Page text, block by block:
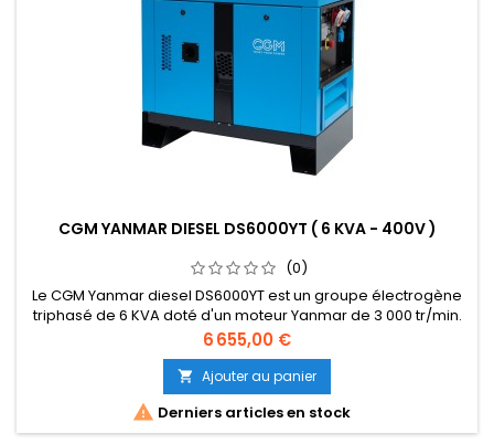
CGM YANMAR DIESEL DS6000YT ( 6 KVA - 400V )
(0)
Le CGM Yanmar diesel DS6000YT est un groupe électrogène
triphasé de 6 KVA doté d'un moteur Yanmar de 3 000 tr/min.
Conception compacte et facile à utiliser. Le générateur CGM
DS6000YT est équipé d'un Alternateur Linz sans balais et d'un
régulateur de tension AVR. Le groupe électrogène CGM
DS6000YT dispose d'un démarreur électrique avec une
batterie 12V et...
Prix
6 655,00 €
 Ajouter au panier
 Derniers articles en stock